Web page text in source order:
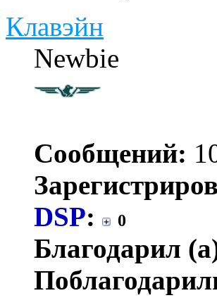
Клавэйн
Newbie
Сообщений:
DSP: 0
Благодарил